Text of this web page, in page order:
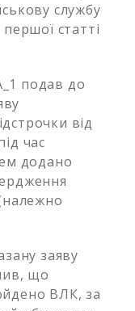
службу
статті
подав до
від
час
додано
заяву
що
ВЛК, за